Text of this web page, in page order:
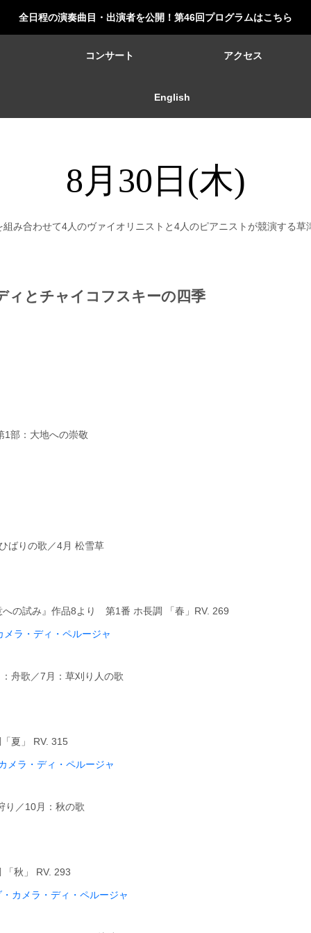
全日程の演奏曲目・出演者を公開！第46回プログラムはこちら
コンサート アクセス
English
8月30日(木)
み合わせて4人のヴァイオリニストと4人のピアニストが競演する草
ィとチャイコフスキーの四季
1部：大地への崇敬
ばりの歌／4月 松雪草
の試み』作品8より 第1番 ホ長調 「春」RV. 269
ラ・ディ・ペルージャ
舟歌／7月：草刈り人の歌
夏」 RV. 315
メラ・ディ・ペルージャ
り／10月：秋の歌
秋」 RV. 293
カメラ・ディ・ペルージャ